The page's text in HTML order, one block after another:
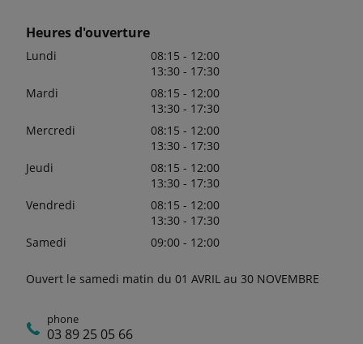
Heures d'ouverture
Lundi
08:15 - 12:00
13:30 - 17:30
Mardi
08:15 - 12:00
13:30 - 17:30
Mercredi
08:15 - 12:00
13:30 - 17:30
Jeudi
08:15 - 12:00
13:30 - 17:30
Vendredi
08:15 - 12:00
13:30 - 17:30
Samedi
09:00 - 12:00
Ouvert le samedi matin du 01 AVRIL au 30 NOVEMBRE
phone
03 89 25 05 66